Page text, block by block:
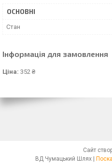
ОСНОВНІ
Стан
Інформація для замовлення
Ціна: 352 ₴
Сайт
ВД Чумацький Шлях |